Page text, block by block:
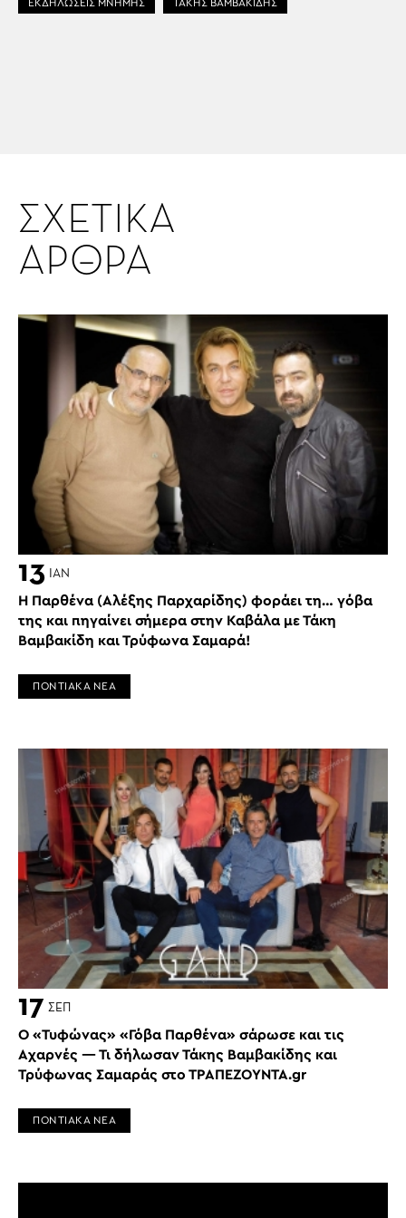
ΕΚΔΗΛΩΣΕΙΣ ΜΝΗΜΗΣ ΤΑΚΗΣ ΒΑΜΒΑΚΙΔΗΣ
ΣΧΕΤΙΚΑ
ΑΡΘΡΑ
13 ΙΑΝ
Η Παρθένα (Αλέξης Παρχαρίδης) φοράει τη… γόβα
της και πηγαίνει σήμερα στην Καβάλα με Τάκη
Βαμβακίδη και Τρύφωνα Σαμαρά!
ΠΟΝΤΙΑΚΑ ΝΕΑ
17 ΣΕΠ
Ο «Τυφώνας» «Γόβα Παρθένα» σάρωσε και τις
Αχαρνές — Τι δήλωσαν Τάκης Βαμβακίδης και
Τρύφωνας Σαμαράς στο ΤΡΑΠΕΖΟΥΝΤΑ.gr
ΠΟΝΤΙΑΚΑ ΝΕΑ